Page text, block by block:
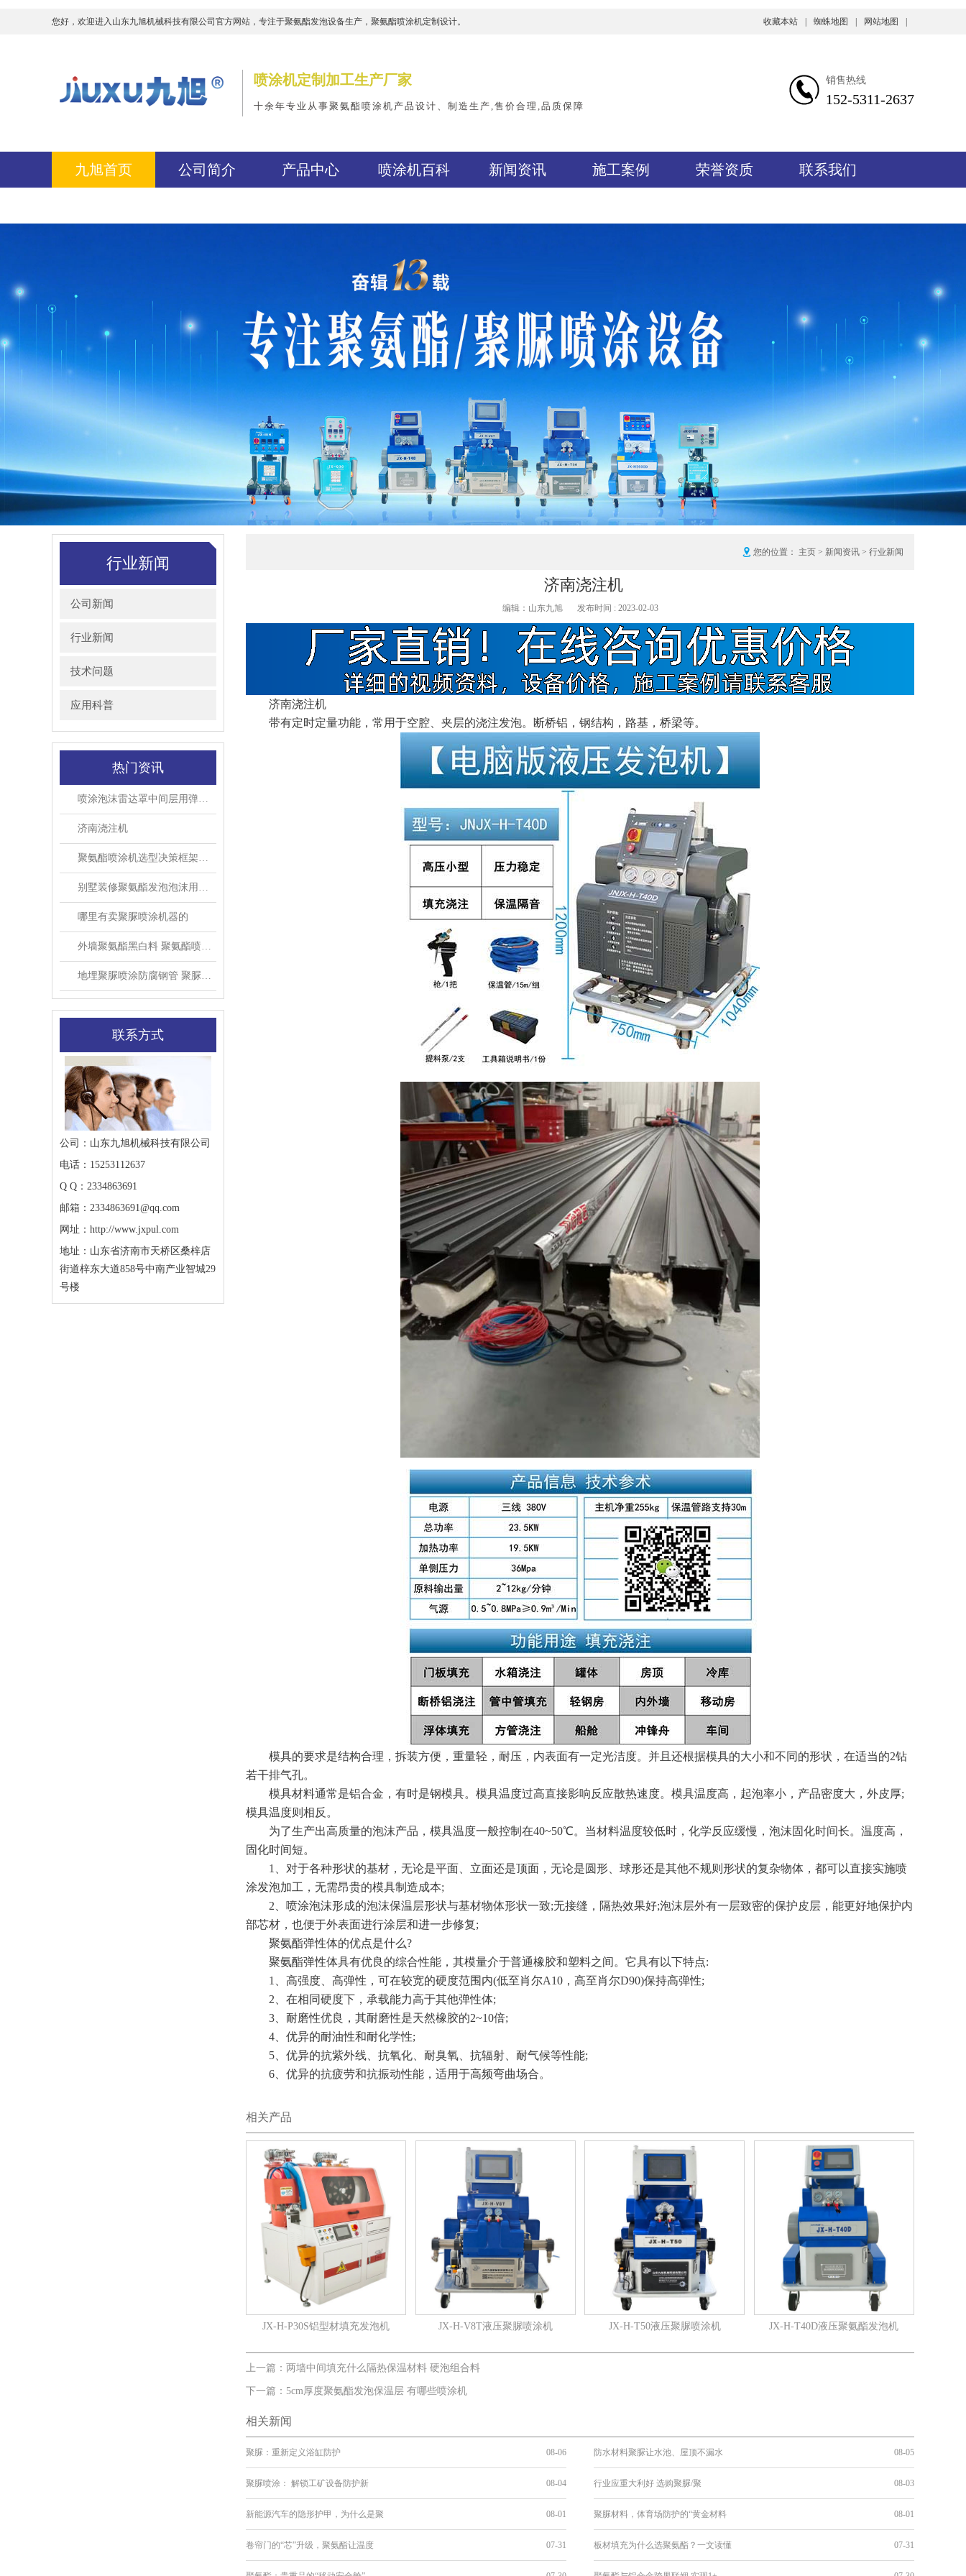
您好，欢迎进入山东九旭机械科技有限公司官方网站，专注于聚氨酯发泡设备生产，聚氨酯喷涂机定制设计。 收藏本站 蜘蛛地图 网站地图
喷涂机定制加工生产厂家
十余年专业从事聚氨酯喷涂机产品设计、制造生产,售价合理,品质保障
销售热线
152-5311-2637
九旭首页 公司简介 产品中心 喷涂机百科 新闻资讯 施工案例 荣誉资质 联系我们
行业新闻
公司新闻
行业新闻
技术问题
应用科普
热门资讯
喷涂泡沫雷达罩中间层用弹性聚氨酯涂层防护
济南浇注机
聚氨酯喷涂机选型决策框架：从混合原理、配比精度到验收试机，判断“哪家好”的可核验标准
别墅装修聚氨酯发泡泡沫用于断桥铝填充墙体保温
哪里有卖聚脲喷涂机器的
外墙聚氨酯黑白料 聚氨酯喷涂发泡一体机
地埋聚脲喷涂防腐钢管 聚脲防腐管道施工机器
联系方式
公司：山东九旭机械科技有限公司
电话：15253112637
Q Q：2334863691
邮箱：2334863691@qq.com
网址：http://www.jxpul.com
地址：山东省济南市天桥区桑梓店
街道梓东大道858号中南产业智城29
号楼
您的位置： 主页 > 新闻资讯 > 行业新闻
济南浇注机
编辑：山东九旭 发布时间 : 2023-02-03
济南浇注机
带有定时定量功能，常用于空腔、夹层的浇注发泡。断桥铝，钢结构，路基，桥梁等。
模具的要求是结构合理，拆装方便，重量轻，耐压，内表面有一定光洁度。并且还根据模具的大小和不同的形状，在适当的2钻
若干排气孔。
模具材料通常是铝合金，有时是钢模具。模具温度过高直接影响反应散热速度。模具温度高，起泡率小，产品密度大，外皮厚;
模具温度则相反。
为了生产出高质量的泡沫产品，模具温度一般控制在40~50℃。当材料温度较低时，化学反应缓慢，泡沫固化时间长。温度高，
固化时间短。
1、对于各种形状的基材，无论是平面、立面还是顶面，无论是圆形、球形还是其他不规则形状的复杂物体，都可以直接实施喷
涂发泡加工，无需昂贵的模具制造成本;
2、喷涂泡沫形成的泡沫保温层形状与基材物体形状一致;无接缝，隔热效果好;泡沫层外有一层致密的保护皮层，能更好地保护内
部芯材，也便于外表面进行涂层和进一步修复;
聚氨酯弹性体的优点是什么?
聚氨酯弹性体具有优良的综合性能，其模量介于普通橡胶和塑料之间。它具有以下特点:
1、高强度、高弹性，可在较宽的硬度范围内(低至肖尔A10，高至肖尔D90)保持高弹性;
2、在相同硬度下，承载能力高于其他弹性体;
3、耐磨性优良，其耐磨性是天然橡胶的2~10倍;
4、优异的耐油性和耐化学性;
5、优异的抗紫外线、抗氧化、耐臭氧、抗辐射、耐气候等性能;
6、优异的抗疲劳和抗振动性能，适用于高频弯曲场合。
相关产品
JX-H-P30S铝型材填充发泡机 JX-H-V8T液压聚脲喷涂机 JX-H-T50液压聚脲喷涂机 JX-H-T40D液压聚氨酯发泡机
上一篇：两墙中间填充什么隔热保温材料 硬泡组合料
下一篇：5cm厚度聚氨酯发泡保温层 有哪些喷涂机
相关新闻
聚脲：重新定义浴缸防护 08-06 防水材料聚脲让水池、屋顶不漏水 08-05
聚脲喷涂： 解锁工矿设备防护新 08-04 行业应重大利好 选购聚脲/聚 08-03
新能源汽车的隐形护甲，为什么是聚 08-01 聚脲材料，体育场防护的“黄金材料 08-01
卷帘门的“芯”升级，聚氨酯让温度 07-31 板材填充为什么选聚氨酯？一文读懂 07-31